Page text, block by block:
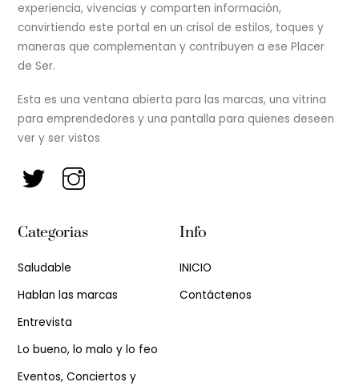
experiencia, vivencias y comparten información,
convirtiendo este portal en un crisol de estilos, toques y
maneras que complementan y contribuyen a ese Placer
de Ser.
Esta es una ventana abierta para las marcas, una vitrina
para emprendedores y una pantalla para quienes deseen
ver y ser vistos
Categorias
Saludable
Hablan las marcas
Entrevista
Lo bueno, lo malo y lo feo
Eventos, Conciertos y
Info
INICIO
Contáctenos